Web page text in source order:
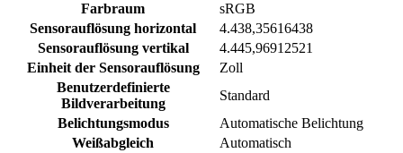
Farbraum
sRGB
Sensorauflösung horizontal
4.438,35616438
Sensorauflösung vertikal
4.445,96912521
Einheit der Sensorauflösung
Zoll
Benutzerdefinierte
Bildverarbeitung
Standard
Belichtungsmodus
Automatische Belichtung
Weißabgleich
Automatisch